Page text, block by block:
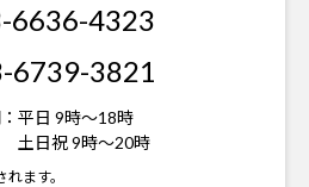
6636-4323
6739-3821
平日 9時～18時
土日祝 9時～20時
ます。